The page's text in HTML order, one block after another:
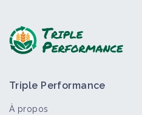
Triple Performance
À propos